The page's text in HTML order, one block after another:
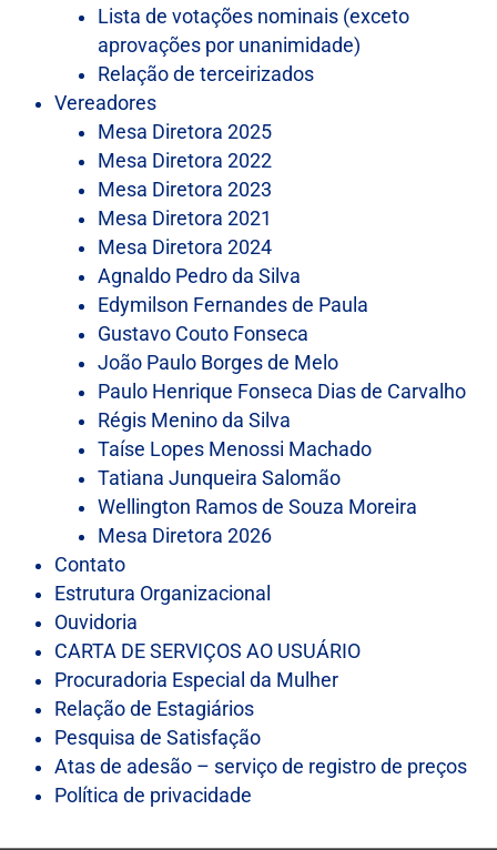
Lista de votações nominais (exceto
aprovações por unanimidade)
Relação de terceirizados
Vereadores
Mesa Diretora 2025
Mesa Diretora 2022
Mesa Diretora 2023
Mesa Diretora 2021
Mesa Diretora 2024
Agnaldo Pedro da Silva
Edymilson Fernandes de Paula
Gustavo Couto Fonseca
João Paulo Borges de Melo
Paulo Henrique Fonseca Dias de Carvalho
Régis Menino da Silva
Taíse Lopes Menossi Machado
Tatiana Junqueira Salomão
Wellington Ramos de Souza Moreira
Mesa Diretora 2026
Contato
Estrutura Organizacional
Ouvidoria
CARTA DE SERVIÇOS AO USUÁRIO
Procuradoria Especial da Mulher
Relação de Estagiários
Pesquisa de Satisfação
Atas de adesão – serviço de registro de preços
Política de privacidade